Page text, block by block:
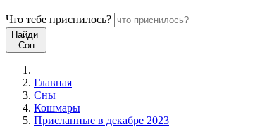
Что тебе приснилось?
Найди
Сон
Главная
Сны
Кошмары
Присланные в декабре 2023